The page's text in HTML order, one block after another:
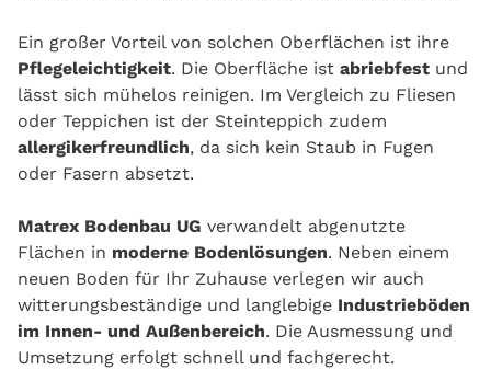
Ein großer Vorteil von solchen Oberflächen ist ihre
Pflegeleichtigkeit. Die Oberfläche ist abriebfest und
lässt sich mühelos reinigen. Im Vergleich zu Fliesen
oder Teppichen ist der Steinteppich zudem
allergikerfreundlich, da sich kein Staub in Fugen
oder Fasern absetzt.
Matrex Bodenbau UG verwandelt abgenutzte
Flächen in moderne Bodenlösungen. Neben einem
neuen Boden für Ihr Zuhause verlegen wir auch
witterungsbeständige und langlebige Industrieböden
im Innen- und Außenbereich. Die Ausmessung und
Umsetzung erfolgt schnell und fachgerecht.